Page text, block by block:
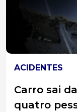
ACIDENTES
Carro sai
quatro